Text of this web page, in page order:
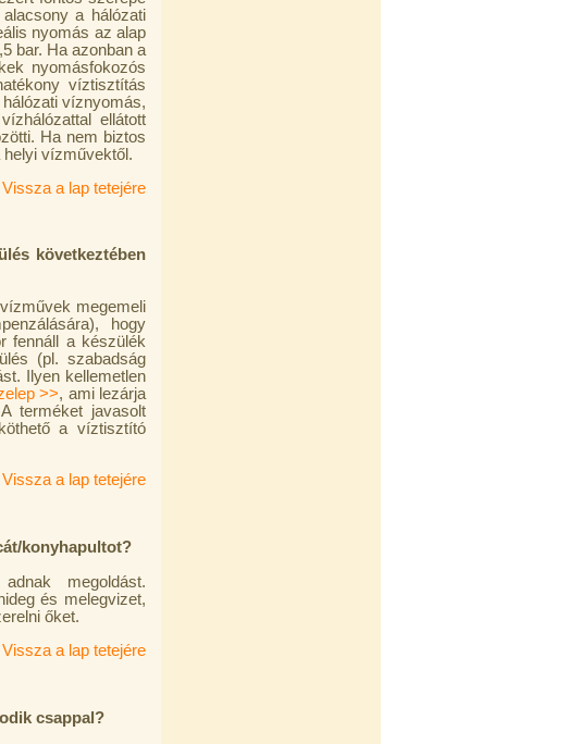
a hálózati
nyomás az alap
bar. Ha azonban a
nyomásfokozós
víztisztítás
víznyomás,
ellátott
Ha nem biztos
helyi vízművektől.
Vissza a lap tetejére
következtében
megemeli
hogy
fennáll a készülék
(pl. szabadság
Ilyen kellemetlen
>>, ami lezárja
terméket javasolt
a víztisztító
Vissza a lap tetejére
konyhapultot?
megoldást.
és melegvizet,
őket.
Vissza a lap tetejére
csappal?